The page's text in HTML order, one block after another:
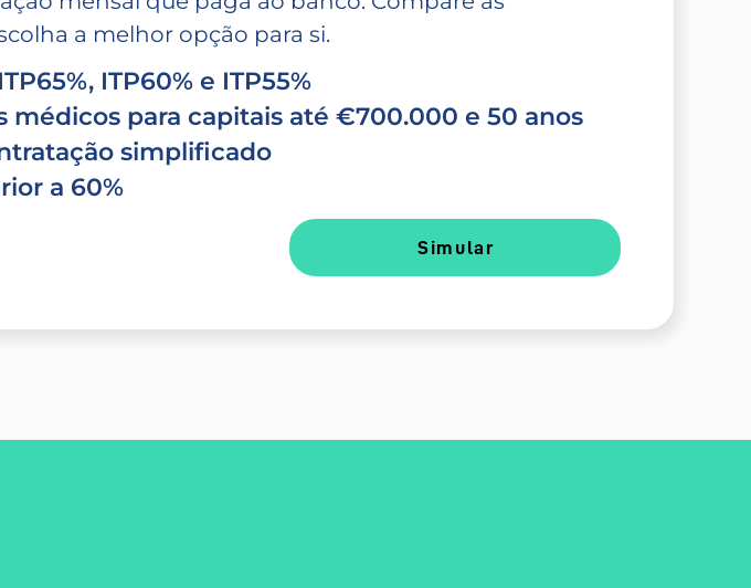
a melhor opção para si.
ITP60% e ITP55%
médicos para capitais até €700.000 e 50 anos
simplificado
a 60%
Simular